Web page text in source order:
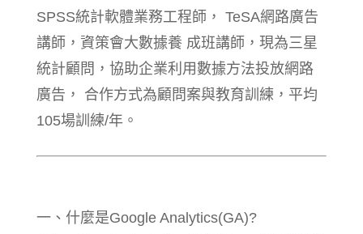
SPSS統計軟體業務工程師， TeSA網路廣告
講師，資策會大數據養 成班講師，現為三星
統計顧問，協助企業利用數據方法投放網路
廣告， 合作方式為顧問案與教育訓練，平均
105場訓練/年。
一、什麼是Google Analytics(GA)?